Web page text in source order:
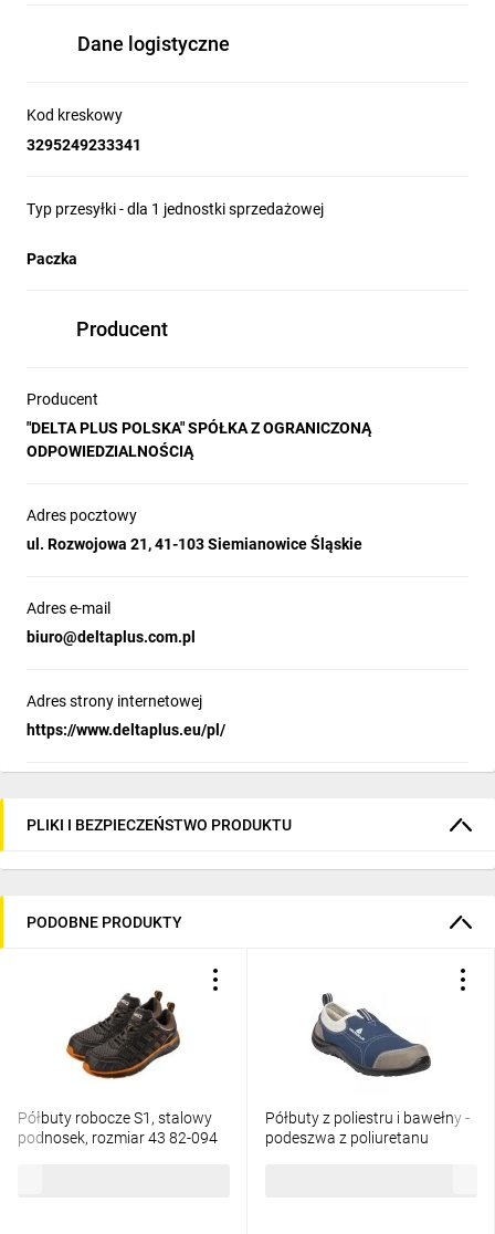
Dane logistyczne
Kod kreskowy
3295249233341
Typ przesyłki - dla 1 jednostki sprzedażowej
Paczka
Producent
Producent
"DELTA PLUS POLSKA" SPÓŁKA Z OGRANICZONĄ
ODPOWIEDZIALNOŚCIĄ
Adres pocztowy
ul. Rozwojowa 21, 41-103 Siemianowice Śląskie
Adres e-mail
biuro@deltaplus.com.pl
Adres strony internetowej
https://www.deltaplus.eu/pl/
PLIKI I BEZPIECZEŃSTWO PRODUKTU
PODOBNE PRODUKTY
Półbuty robocze S1, stalowy
podnosek, rozmiar 43 82-094
Półbuty z poliestru i bawełny -
podeszwa z poliuretanu